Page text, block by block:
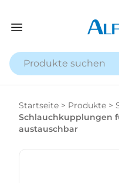
Startseite > Produkte >
Schlauchkupplungen
austauschbar